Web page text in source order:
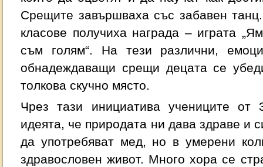
Срещите завършваха със забавен
класове получиха награда – играта
съм голям“. На тези различни,
обнадеждаващи срещи децата се
толкова скучно място.
Чрез тази инициатива учениците от
идеята, че природата ни дава здраве и
да употребяват мед, но в умерени
здравословен живот. Много хора се